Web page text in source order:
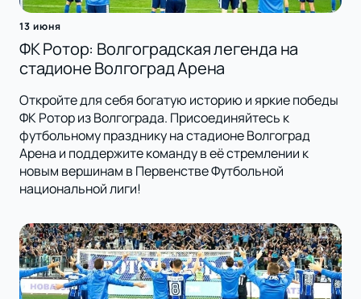
13 июня
ФК Ротор: Волгоградская легенда на
стадионе Волгоград Арена
Откройте для себя богатую историю и яркие победы
ФК Ротор из Волгограда. Присоединяйтесь к
футбольному празднику на стадионе Волгоград
Арена и поддержите команду в её стремлении к
новым вершинам в Первенстве Футбольной
национальной лиги!